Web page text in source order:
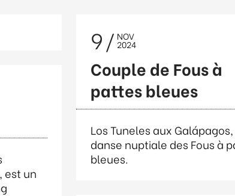
est un
9 NOV
2024
Couple de Fous à
pattes bleues
Los Tuneles aux
danse nuptiale des Fous à
bleues.